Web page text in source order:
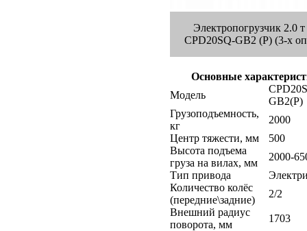
Электропогрузчик 2.0
CPD20SQ-GB2 (P) (3-х
Основные
Модель
GB2(P)
Грузоподъемность,
кг
2000
Центр тяжести, мм
500
Высота подъема
груза на вилах, мм
2000-
Тип привода
Количество колёс
(передние\задние)
2/2
Внешний радиус
поворота, мм
1703